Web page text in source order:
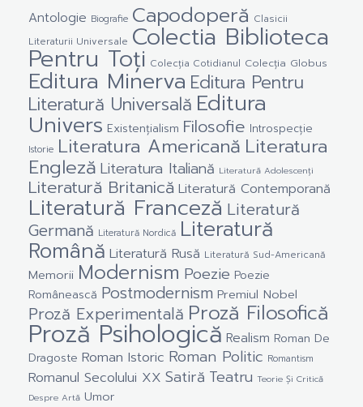
Antologie Biografie Capodoperă Clasicii
Literaturii Universale Colectia Biblioteca
Pentru Toți Colecția Cotidianul Colecția Globus
Editura Minerva Editura Pentru
Literatură Universală Editura
Univers Existențialism Filosofie Introspecție
Istorie Literatura Americană Literatura
Engleză Literatura Italiană Literatură Adolescenți
Literatură Britanică Literatură Contemporană
Literatură Franceză Literatură
Germană Literatură Nordică Literatură
Română Literatură Rusă Literatură Sud-Americană
Memorii Modernism Poezie Poezie
Românească Postmodernism Premiul Nobel
Proză Experimentală Proză Filosofică
Proză Psihologică Realism Roman De
Dragoste Roman Istoric Roman Politic Romantism
Romanul Secolului XX Satiră Teatru Teorie Și Critică
Despre Artă Umor